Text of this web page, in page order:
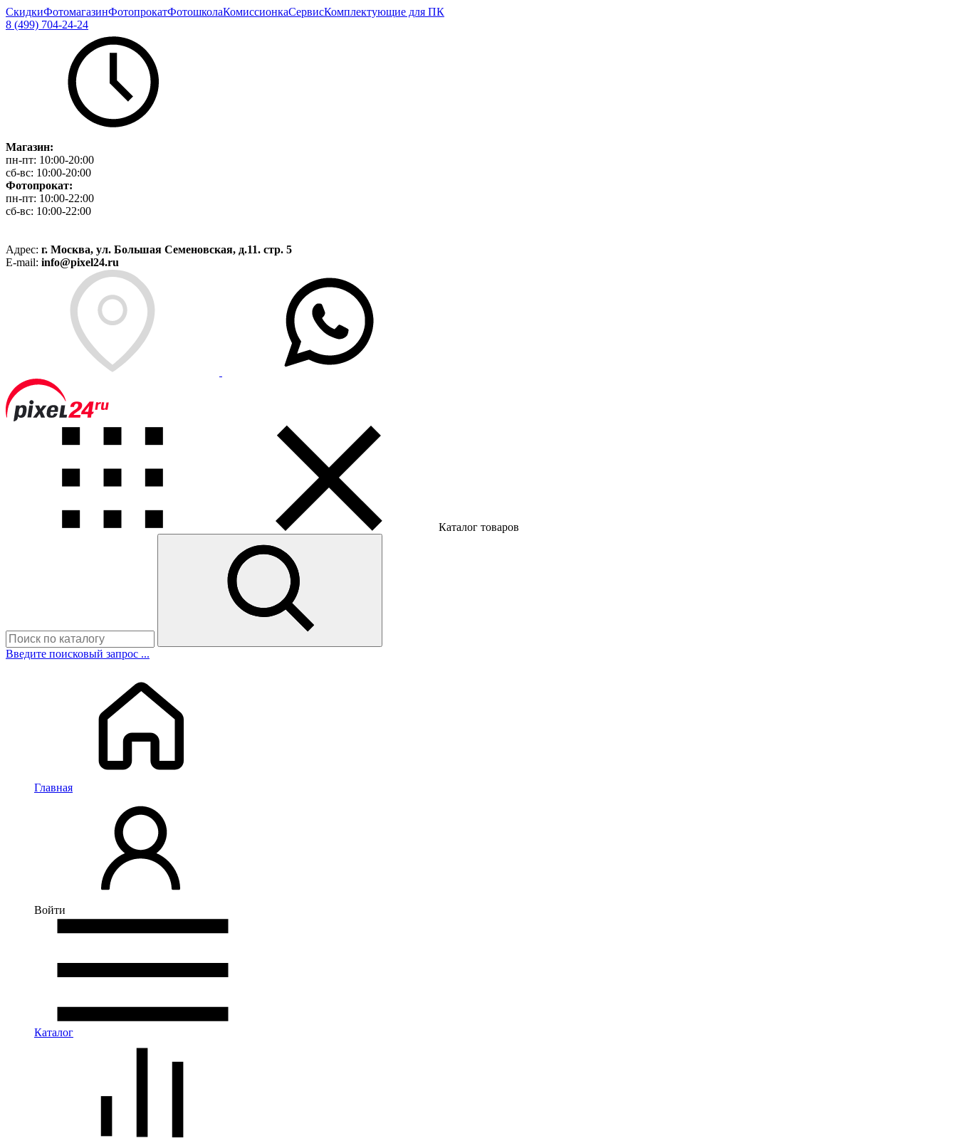
СкидкиФотомагазинФотопрокатФотошколаКомиссионкаСервисКомплектующие для ПК
8 (499) 704-24-24
Магазин:
пн-пт: 10:00-20:00
сб-вс: 10:00-20:00
Фотопрокат:
пн-пт: 10:00-22:00
сб-вс: 10:00-22:00
Адрес: г. Москва, ул. Большая Семеновская, д.11. стр. 5
E-mail: info@pixel24.ru
Каталог товаров
Введите поисковый запрос ...
Главная
Войти
Каталог